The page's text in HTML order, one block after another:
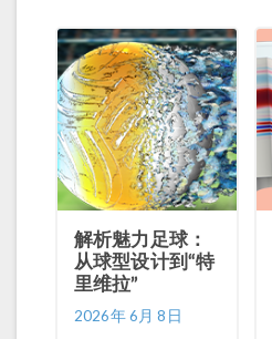
解析魅力足球：
从球型设计到“特
里维拉”
2026年 6月 8日